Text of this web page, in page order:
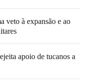
veto à expansão e ao
apoio de tucanos a